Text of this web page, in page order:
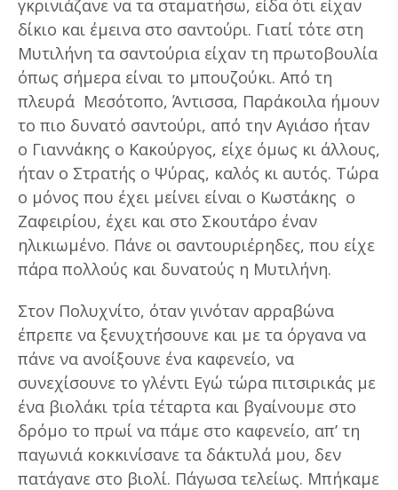
γκρινιάζανε να τα σταματήσω, είδα ότι είχαν
δίκιο και έμεινα στο σαντούρι. Γιατί τότε στη
Μυτιλήνη τα σαντούρια είχαν τη πρωτοβουλία
όπως σήμερα είναι το μπουζούκι. Από τη
πλευρά Μεσότοπο, Άντισσα, Παράκοιλα ήμουν
το πιο δυνατό σαντούρι, από την Αγιάσο ήταν
ο Γιαννάκης ο Κακούργος, είχε όμως κι άλλους,
ήταν ο Στρατής ο Ψύρας, καλός κι αυτός. Τώρα
ο μόνος που έχει μείνει είναι ο Κωστάκης ο
Ζαφειρίου, έχει και στο Σκουτάρο έναν
ηλικιωμένο. Πάνε οι σαντουριέρηδες, που είχε
πάρα πολλούς και δυνατούς η Μυτιλήνη.
Στον Πολυχνίτο, όταν γινόταν αρραβώνα
έπρεπε να ξενυχτήσουνε και με τα όργανα να
πάνε να ανοίξουνε ένα καφενείο, να
συνεχίσουνε το γλέντι Εγώ τώρα πιτσιρικάς με
ένα βιολάκι τρία τέταρτα και βγαίνουμε στο
δρόμο το πρωί να πάμε στο καφενείο, απ’ τη
παγωνιά κοκκινίσανε τα δάκτυλά μου, δεν
πατάγανε στο βιολί. Πάγωσα τελείως. Μπήκαμε